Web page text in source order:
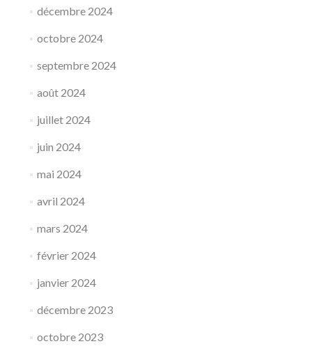
décembre 2024
octobre 2024
septembre 2024
août 2024
juillet 2024
juin 2024
mai 2024
avril 2024
mars 2024
février 2024
janvier 2024
décembre 2023
octobre 2023